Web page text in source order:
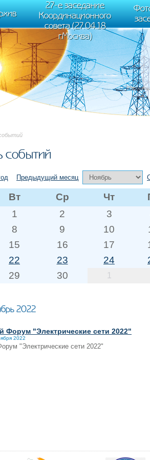
}}
accurateTrackBounce:true });
27-е заседание
Координационного
совета (27.04.18
г.Москва)
событий
Предыдущий месяц
Вт Ср Чт
1 2 3
8 9 10
15 16 17
22 23 24
29 30 1
2022
Форум "Электрические сети 2022"
2022
"Электрические сети 2022"